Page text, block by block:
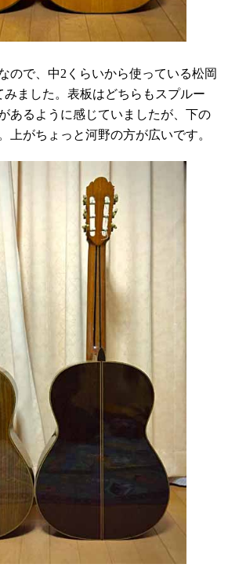
ので、中2くらいから使っている松岡
みました。表板はどちらもスプルー
あるように感じていましたが、下の
上がちょっと河野の方が広いです。